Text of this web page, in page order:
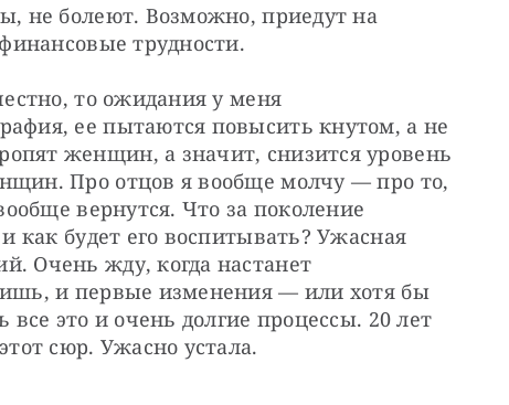
не болеют. Возможно, приедут на
трудности.
то ожидания у меня
ее пытаются повысить кнутом, а не
женщин, а значит, снизится уровень
Про отцов я вообще молчу — про то,
вернутся. Что за поколение
как будет его воспитывать? Ужасная
Очень жду, когда настанет
и первые изменения — или хотя бы
это и очень долгие процессы. 20 лет
сюр. Ужасно устала.